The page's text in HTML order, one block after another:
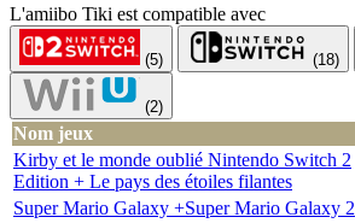
L'amiibo Tiki est compatible avec
(5) (18)
(2)
Nom jeux
Kirby et le monde oublié Nintendo Switch 2
Edition + Le pays des étoiles filantes
Super Mario Galaxy +Super Mario Galaxy 2